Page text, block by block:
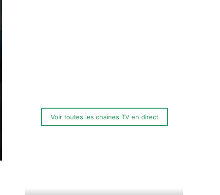
Voir toutes les chaines TV en direct